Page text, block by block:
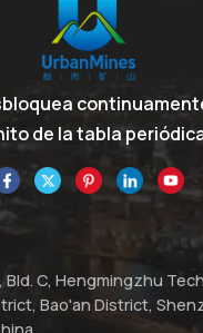
de la tabla
Bld. C, Hengmingzhu
Bao'an District,